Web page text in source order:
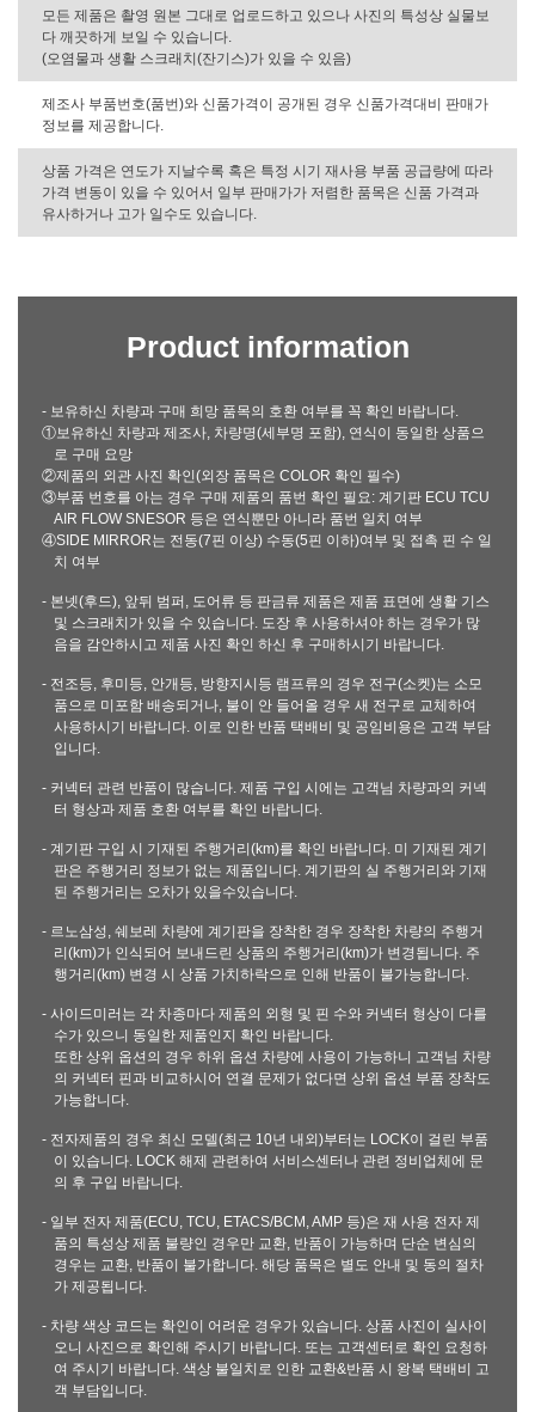
모든 제품은 촬영 원본 그대로 업로드하고 있으나 사진의 특성상 실물보
다 깨끗하게 보일 수 있습니다.
(오염물과 생활 스크래치(잔기스)가 있을 수 있음)
제조사 부품번호(품번)와 신품가격이 공개된 경우 신품가격대비 판매가
정보를 제공합니다.
상품 가격은 연도가 지날수록 혹은 특정 시기 재사용 부품 공급량에 따라
가격 변동이 있을 수 있어서 일부 판매가가 저렴한 품목은 신품 가격과
유사하거나 고가 일수도 있습니다.
Product information
- 보유하신 차량과 구매 희망 품목의 호환 여부를 꼭 확인 바랍니다.
①보유하신 차량과 제조사, 차량명(세부명 포함), 연식이 동일한 상품으
로 구매 요망
②제품의 외관 사진 확인(외장 품목은 COLOR 확인 필수)
③부품 번호를 아는 경우 구매 제품의 품번 확인 필요: 계기판 ECU TCU
AIR FLOW SNESOR 등은 연식뿐만 아니라 품번 일치 여부
④SIDE MIRROR는 전동(7핀 이상) 수동(5핀 이하)여부 및 접촉 핀 수 일
치 여부
- 본넷(후드), 앞뒤 범퍼, 도어류 등 판금류 제품은 제품 표면에 생활 기스
및 스크래치가 있을 수 있습니다. 도장 후 사용하셔야 하는 경우가 많
음을 감안하시고 제품 사진 확인 하신 후 구매하시기 바랍니다.
- 전조등, 후미등, 안개등, 방향지시등 램프류의 경우 전구(소켓)는 소모
품으로 미포함 배송되거나, 불이 안 들어올 경우 새 전구로 교체하여
사용하시기 바랍니다. 이로 인한 반품 택배비 및 공임비용은 고객 부담
입니다.
- 커넥터 관련 반품이 많습니다. 제품 구입 시에는 고객님 차량과의 커넥
터 형상과 제품 호환 여부를 확인 바랍니다.
- 계기판 구입 시 기재된 주행거리(km)를 확인 바랍니다. 미 기재된 계기
판은 주행거리 정보가 없는 제품입니다. 계기판의 실 주행거리와 기재
된 주행거리는 오차가 있을수있습니다.
- 르노삼성, 쉐보레 차량에 계기판을 장착한 경우 장착한 차량의 주행거
리(km)가 인식되어 보내드린 상품의 주행거리(km)가 변경됩니다. 주
행거리(km) 변경 시 상품 가치하락으로 인해 반품이 불가능합니다.
- 사이드미러는 각 차종마다 제품의 외형 및 핀 수와 커넥터 형상이 다를
수가 있으니 동일한 제품인지 확인 바랍니다.
또한 상위 옵션의 경우 하위 옵션 차량에 사용이 가능하니 고객님 차량
의 커넥터 핀과 비교하시어 연결 문제가 없다면 상위 옵션 부품 장착도
가능합니다.
- 전자제품의 경우 최신 모델(최근 10년 내외)부터는 LOCK이 걸린 부품
이 있습니다. LOCK 해제 관련하여 서비스센터나 관련 정비업체에 문
의 후 구입 바랍니다.
- 일부 전자 제품(ECU, TCU, ETACS/BCM, AMP 등)은 재 사용 전자 제
품의 특성상 제품 불량인 경우만 교환, 반품이 가능하며 단순 변심의
경우는 교환, 반품이 불가합니다. 해당 품목은 별도 안내 및 동의 절차
가 제공됩니다.
- 차량 색상 코드는 확인이 어려운 경우가 있습니다. 상품 사진이 실사이
오니 사진으로 확인해 주시기 바랍니다. 또는 고객센터로 확인 요청하
여 주시기 바랍니다. 색상 불일치로 인한 교환&반품 시 왕복 택배비 고
객 부담입니다.